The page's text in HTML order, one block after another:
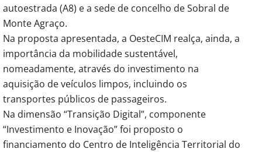
autoestrada (A8) e a sede de concelho de Sobral de
Monte Agraço.
Na proposta apresentada, a OesteCIM realça, ainda, a
importância da mobilidade sustentável,
nomeadamente, através do investimento na
aquisição de veículos limpos, incluindo os
transportes públicos de passageiros.
Na dimensão “Transição Digital”, componente
“Investimento e Inovação” foi proposto o
financiamento do Centro de Inteligência Territorial do